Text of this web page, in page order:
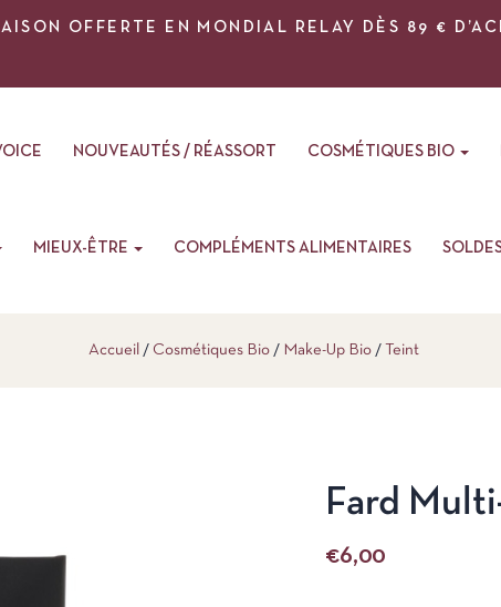
OFFERTE EN MONDIAL RELAY DÈS 89 €
NOUVEAUTÉS / RÉASSORT COSMÉTIQUES BIO
MIEUX-ÊTRE COMPLÉMENTS ALIMENTAIRES
Accueil Cosmétiques Bio Make-Up Bio Teint
Fard
€6,00